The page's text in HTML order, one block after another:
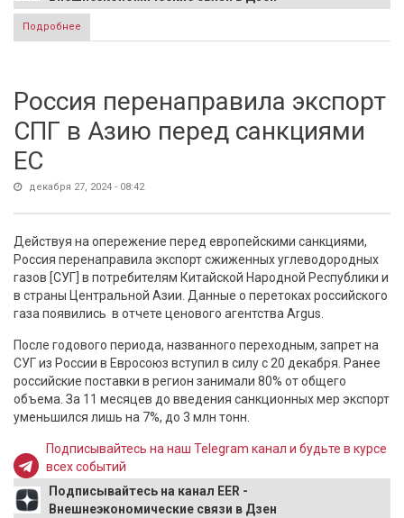
Подробнее
руководства тайного Бильдебергского клуба
Россия перенаправила экспорт
СПГ в Азию перед санкциями
ЕС
декабря 27, 2024 - 08:42
Действуя на опережение перед европейскими санкциями,
Россия перенаправила экспорт сжиженных углеводородных
газов [СУГ] в потребителям Китайской Народной Республики и
в страны Центральной Азии. Данные о перетоках российского
газа появились в отчете ценового агентства Argus.
После годового периода, названного переходным, запрет на
СУГ из России в Евросоюз вступил в силу с 20 декабря. Ранее
российские поставки в регион занимали 80% от общего
объема. За 11 месяцев до введения санкционных мер экспорт
уменьшился лишь на 7%, до 3 млн тонн.
Подписывайтесь на наш Telegram канал и будьте в курсе
всех событий
Подписывайтесь на канал EER -
Внешнеэкономические связи в Дзен